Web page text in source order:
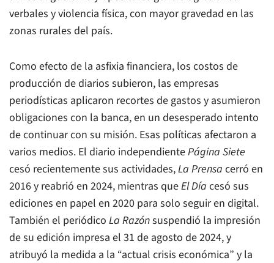
verbales y violencia física, con mayor gravedad en las
zonas rurales del país.
Como efecto de la asfixia financiera, los costos de
producción de diarios subieron, las empresas
periodísticas aplicaron recortes de gastos y asumieron
obligaciones con la banca, en un desesperado intento
de continuar con su misión. Esas políticas afectaron a
varios medios. El diario independientePágina Siete
cesó recientemente sus actividades,La Prensa cerró en
2016 y reabrió en 2024, mientras queEl Día cesó sus
ediciones en papel en 2020 para solo seguir en digital.
También el periódico La Razónsuspendió la impresión
de su edición impresa el 31 de agosto de 2024, y
atribuyó la medida a la “actual crisis económica” y la